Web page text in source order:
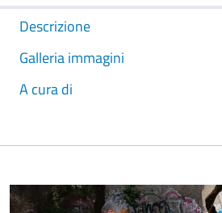
Descrizione
Galleria immagini
A cura di